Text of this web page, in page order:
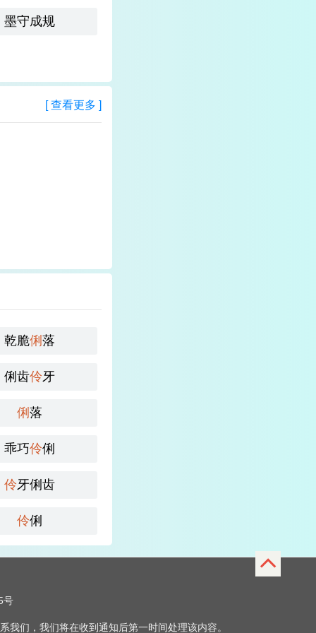
墨守成规
[ 查看更多 ]
乾脆俐 落
俐齿伶牙
俐 落
乖巧伶俐
伶牙俐齿
伶俐
号
们，我们将在收到通知后第一时间处理该内容。